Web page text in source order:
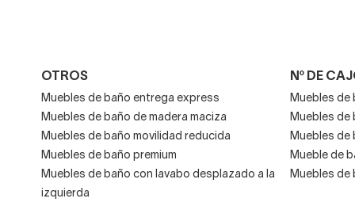
OTROS
Muebles de baño entrega express
Muebles de baño de madera maciza
Muebles de baño movilidad reducida
Muebles de baño premium
Muebles de baño con lavabo desplazado a la
izquierda
Nº DE
Muebles de
Muebles de
Muebles de
Mueble de
Muebles de